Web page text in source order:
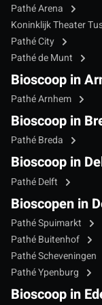
Pathé Arena
Koninklijk Theater
Pathé City
Pathé de Munt
Bioscoop in
Pathé Arnhem
Bioscoop in
Pathé Breda
Bioscoop in
Pathé Delft
Bioscopen in
Pathé Spuimarkt
Pathé Buitenhof
Pathé Scheveningen
Pathé Ypenburg
Bioscoop in